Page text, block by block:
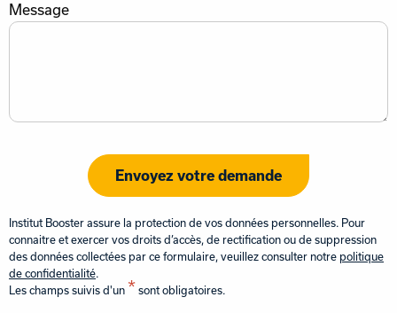
Message
Envoyez votre demande
Institut Booster assure la protection de vos données personnelles. Pour
connaitre et exercer vos droits d’accès, de rectification ou de suppression
des données collectées par ce formulaire, veuillez consulter notre politique
de confidentialité.
Les champs suivis d'un * sont obligatoires.